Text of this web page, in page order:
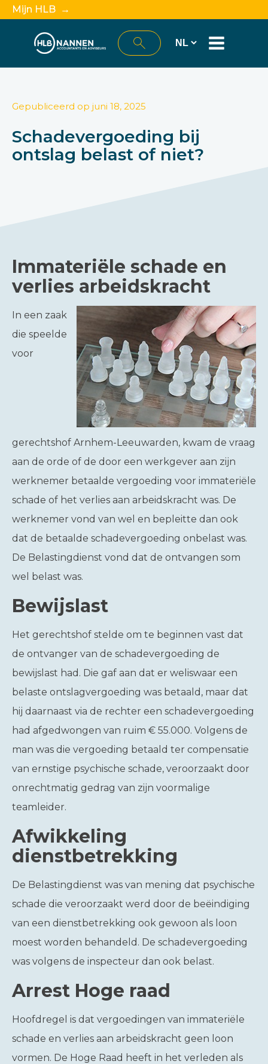
Mijn HLB →
Gepubliceerd op juni 18, 2025
Schadevergoeding bij
ontslag belast of niet?
Immateriële schade en
verlies arbeidskracht
In een zaak
die speelde
voor
gerechtshof Arnhem-Leeuwarden, kwam de vraag
aan de orde of de door een werkgever aan zijn
werknemer betaalde vergoeding voor immateriële
schade of het verlies aan arbeidskracht was. De
werknemer vond van wel en bepleitte dan ook
dat de betaalde schadevergoeding onbelast was.
De Belastingdienst vond dat de ontvangen som
wel belast was.
Bewijslast
Het gerechtshof stelde om te beginnen vast dat
de ontvanger van de schadevergoeding de
bewijslast had. Die gaf aan dat er weliswaar een
belaste ontslagvergoeding was betaald, maar dat
hij daarnaast via de rechter een schadevergoeding
had afgedwongen van ruim € 55.000. Volgens de
man was die vergoeding betaald ter compensatie
van ernstige psychische schade, veroorzaakt door
onrechtmatig gedrag van zijn voormalige
teamleider.
Afwikkeling
dienstbetrekking
De Belastingdienst was van mening dat psychische
schade die veroorzaakt werd door de beëindiging
van een dienstbetrekking ook gewoon als loon
moest worden behandeld. De schadevergoeding
was volgens de inspecteur dan ook belast.
Arrest Hoge raad
Hoofdregel is dat vergoedingen van immateriële
schade en verlies aan arbeidskracht geen loon
vormen. De Hoge Raad heeft in het verleden als